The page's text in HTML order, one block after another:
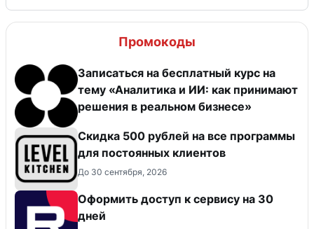
Промокоды
Записаться на бесплатный курс на
тему «Аналитика и ИИ: как принимают
решения в реальном бизнесе»
Скидка 500 рублей на все программы
для постоянных клиентов
До 30 сентября, 2026
Оформить доступ к сервису на 30
дней